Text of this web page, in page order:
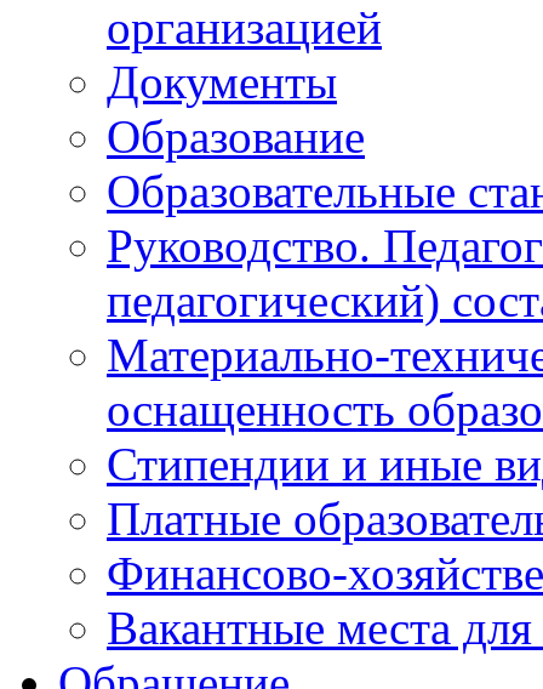
организацией
Документы
Образование
Образовательные
Руководство.
педагогический)
Материально-
оснащенность
Стипендии и иные
Платные
Финансово-
Вакантные места